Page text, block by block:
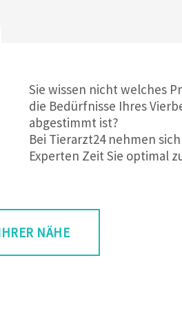
Sie wissen nicht welches
die Bedürfnisse Ihres
abgestimmt ist?
Bei Tierarzt24 nehmen
Experten Zeit Sie optimal
NÄHE